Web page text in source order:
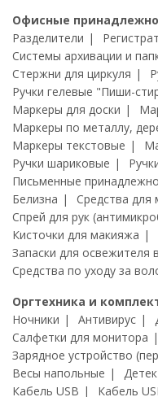
Офисные
Разделители
Системы архивации и
Стержни для циркуля
Ручки гелевые "Пиши-
Маркеры для доски
Маркеры по металлу,
Маркеры текстовые
Ручки шариковые
Письменные
Белизна
Средства для
Спрей для рук
Кисточки для макияжа
Запаски для освежителя
Средства по уходу за
Оргтехника и
Ночники
Антивирус
Салфетки для монитора
Зарядное устройство
Весы напольные
Кабель USB
Кабель